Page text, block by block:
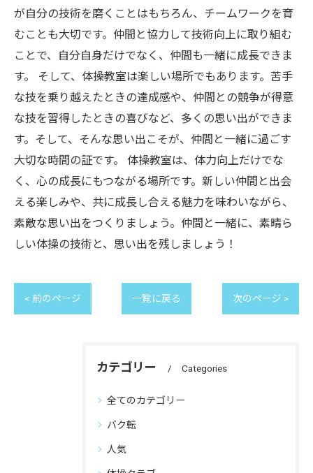
が自分の技術を磨くことはもちろん、チームワークを育
むことも大切です。仲間と協力して技術向上に取り組む
ことで、自分自身だけでなく、仲間も一緒に成長できま
す。 そして、体操教室は楽しい場所でもあります。苦手
な技を乗り越えたときの達成感や、仲間との競争が得意
な技を習得したときの喜びなど、多くの思い出ができま
す。そして、そんな思い出こそが、仲間と一緒に過ごす
大切な時間の証です。 体操教室は、体力向上だけでな
く、心の成長にもつながる場所です。新しい仲間と出会
える楽しみや、共に成長し合える魅力を味わいながら、
素敵な思い出をつくりましょう。仲間と一緒に、素晴ら
しい体操の技術と、思い出を残しましょう！
< 前のページ 一覧に戻る 次のページ >
カテゴリー Categories
全てのカテゴリー
バク転
人気